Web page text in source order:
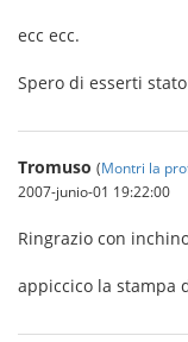
ecc ecc.
Spero di esserti
Tromuso (Montri la
2007-junio-01 19:22:00
Ringrazio con
appiccico la stampa